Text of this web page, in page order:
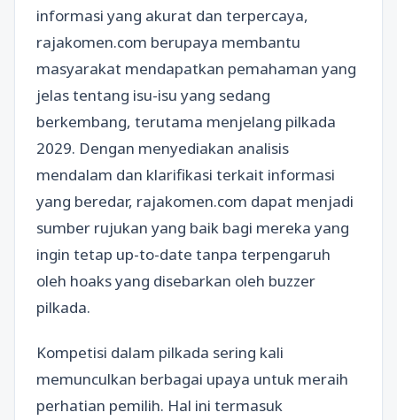
informasi yang akurat dan terpercaya,
rajakomen.com berupaya membantu
masyarakat mendapatkan pemahaman yang
jelas tentang isu-isu yang sedang
berkembang, terutama menjelang pilkada
2029. Dengan menyediakan analisis
mendalam dan klarifikasi terkait informasi
yang beredar, rajakomen.com dapat menjadi
sumber rujukan yang baik bagi mereka yang
ingin tetap up-to-date tanpa terpengaruh
oleh hoaks yang disebarkan oleh buzzer
pilkada.
Kompetisi dalam pilkada sering kali
memunculkan berbagai upaya untuk meraih
perhatian pemilih. Hal ini termasuk